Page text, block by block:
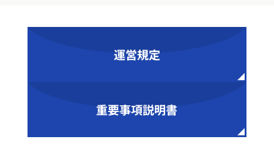
運営規定
重要事項説明書